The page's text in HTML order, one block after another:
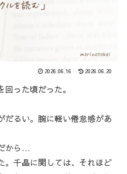
2026.06.16 2026.06.20
った頃だった。
るい。腕に軽い倦怠感があ
から…
千晶に関しては、それほど